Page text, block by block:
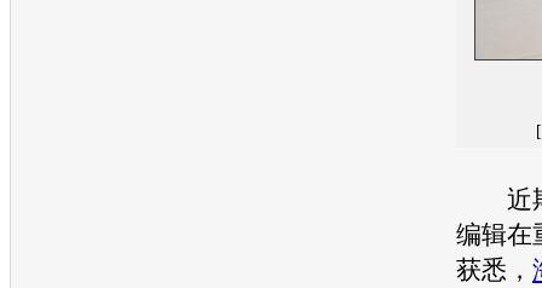
[
近
编辑在
获悉，